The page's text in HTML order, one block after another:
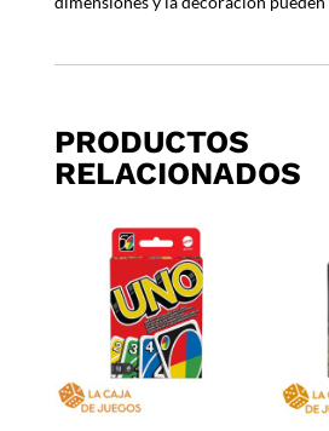
PRODUCTOS
RELACIONADOS